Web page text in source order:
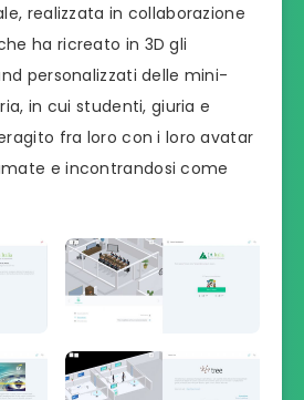
realizzata in collaborazione
ha ricreato in 3D gli
personalizzati delle mini-
in cui studenti, giuria e
fra loro con i loro avatar
e incontrandosi come